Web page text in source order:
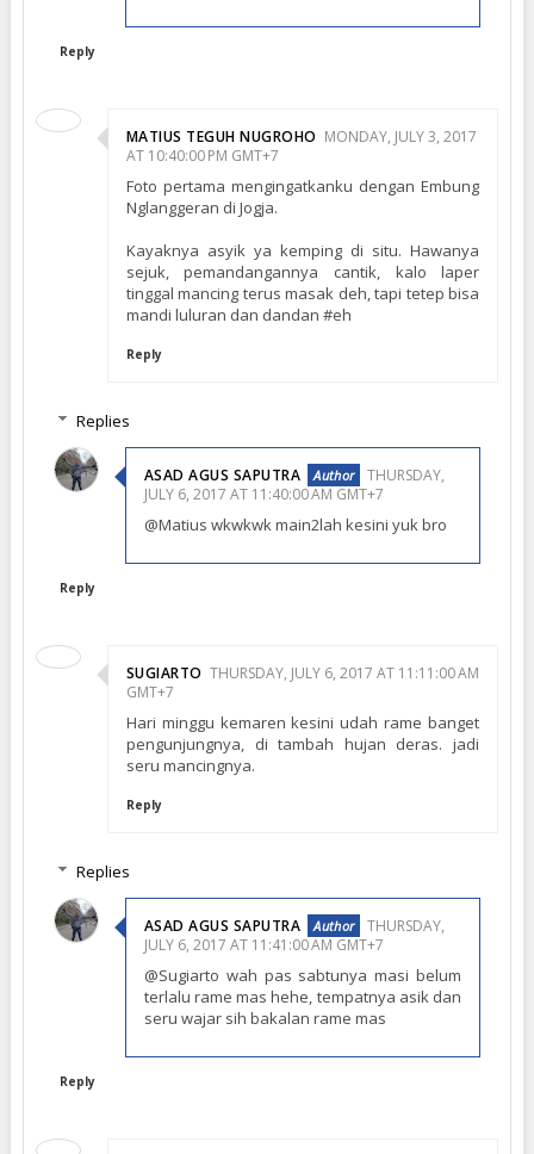
Reply
MATIUS TEGUH NUGROHO MONDAY, JULY 3, 2017
AT 10:40:00 PM GMT+7
Foto pertama mengingatkanku dengan Embung
Nglanggeran di Jogja.
Kayaknya asyik ya kemping di situ. Hawanya
sejuk, pemandangannya cantik, kalo laper
tinggal mancing terus masak deh, tapi tetep bisa
mandi luluran dan dandan #eh
Reply
Replies
ASAD AGUS SAPUTRA
THURSDAY,
JULY 6, 2017 AT 11:40:00 AM GMT+7
@Matius wkwkwk main2lah kesini yuk bro
Reply
SUGIARTO THURSDAY, JULY 6, 2017 AT 11:11:00 AM
GMT+7
Hari minggu kemaren kesini udah rame banget
pengunjungnya, di tambah hujan deras. jadi
seru mancingnya.
Reply
Replies
ASAD AGUS SAPUTRA
THURSDAY,
JULY 6, 2017 AT 11:41:00 AM GMT+7
@Sugiarto wah pas sabtunya masi belum
terlalu rame mas hehe, tempatnya asik dan
seru wajar sih bakalan rame mas
Reply